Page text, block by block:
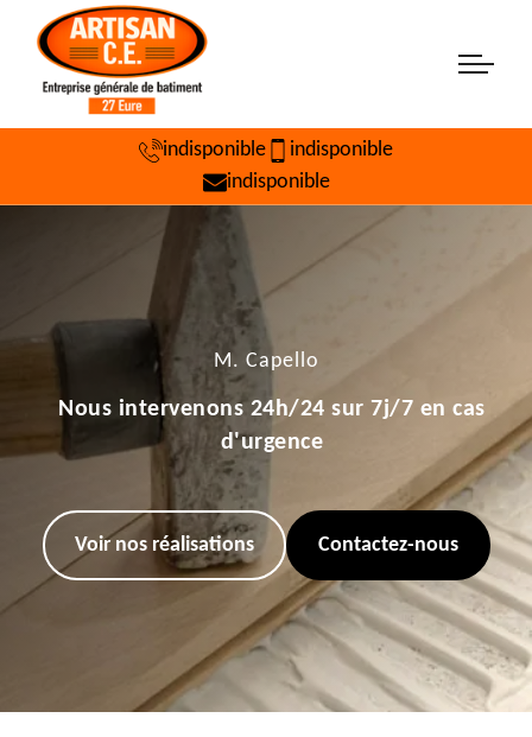
indisponible
indisponible
indisponible
M. Capello
Nous intervenons 24h/24 sur 7j/7 en cas
d'urgence
Voir nos réalisations Contactez-nous